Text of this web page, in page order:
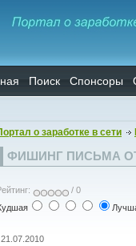
Поиск Спонсоры
о заработке в сети
ФИШИНГ ПИСЬМА ОТ
/ 0
21.07.2010